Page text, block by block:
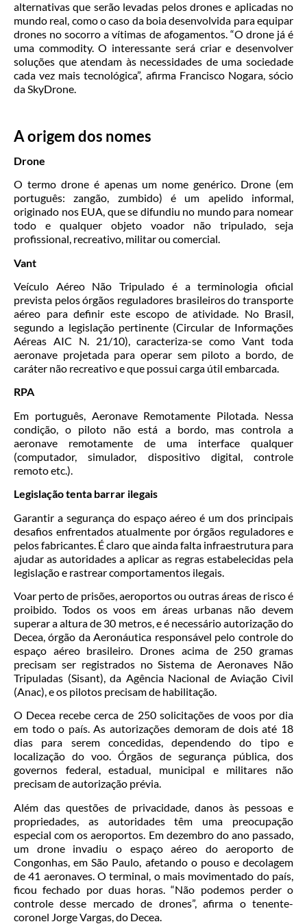
alternativas que serão levadas pelos drones e aplicadas no
mundo real, como o caso da boia desenvolvida para equipar
drones no socorro a vítimas de afogamentos. “O drone já é
uma commodity. O interessante será criar e desenvolver
soluções que atendam às necessidades de uma sociedade
cada vez mais tecnológica”, afirma Francisco Nogara, sócio
da SkyDrone.
A origem dos nomes
Drone
O termo drone é apenas um nome genérico. Drone (em
português: zangão, zumbido) é um apelido informal,
originado nos EUA, que se difundiu no mundo para nomear
todo e qualquer objeto voador não tripulado, seja
profissional, recreativo, militar ou comercial.
Vant
Veículo Aéreo Não Tripulado é a terminologia oficial
prevista pelos órgãos reguladores brasileiros do transporte
aéreo para definir este escopo de atividade. No Brasil,
segundo a legislação pertinente (Circular de Informações
Aéreas AIC N. 21/10), caracteriza-se como Vant toda
aeronave projetada para operar sem piloto a bordo, de
caráter não recreativo e que possui carga útil embarcada.
RPA
Em português, Aeronave Remotamente Pilotada. Nessa
condição, o piloto não está a bordo, mas controla a
aeronave remotamente de uma interface qualquer
(computador, simulador, dispositivo digital, controle
remoto etc.).
Legislação tenta barrar ilegais
Garantir a segurança do espaço aéreo é um dos principais
desafios enfrentados atualmente por órgãos reguladores e
pelos fabricantes. É claro que ainda falta infraestrutura para
ajudar as autoridades a aplicar as regras estabelecidas pela
legislação e rastrear comportamentos ilegais.
Voar perto de prisões, aeroportos ou outras áreas de risco é
proibido. Todos os voos em áreas urbanas não devem
superar a altura de 30 metros, e é necessário autorização do
Decea, órgão da Aeronáutica responsável pelo controle do
espaço aéreo brasileiro. Drones acima de 250 gramas
precisam ser registrados no Sistema de Aeronaves Não
Tripuladas (Sisant), da Agência Nacional de Aviação Civil
(Anac), e os pilotos precisam de habilitação.
O Decea recebe cerca de 250 solicitações de voos por dia
em todo o país. As autorizações demoram de dois até 18
dias para serem concedidas, dependendo do tipo e
localização do voo. Órgãos de segurança pública, dos
governos federal, estadual, municipal e militares não
precisam de autorização prévia.
Além das questões de privacidade, danos às pessoas e
propriedades, as autoridades têm uma preocupação
especial com os aeroportos. Em dezembro do ano passado,
um drone invadiu o espaço aéreo do aeroporto de
Congonhas, em São Paulo, afetando o pouso e decolagem
de 41 aeronaves. O terminal, o mais movimentado do país,
ficou fechado por duas horas. “Não podemos perder o
controle desse mercado de drones”, afirma o tenente-
coronel Jorge Vargas, do Decea.